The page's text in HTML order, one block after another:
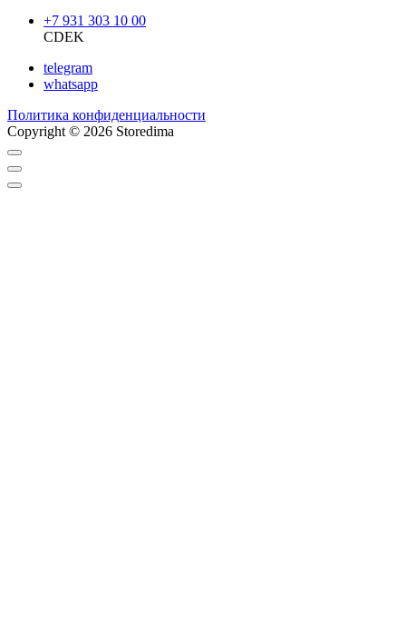
+7 931 303 10 00
CDEK
telegram
whatsapp
Политика конфиденциальности
Copyright © 2026 Storedima